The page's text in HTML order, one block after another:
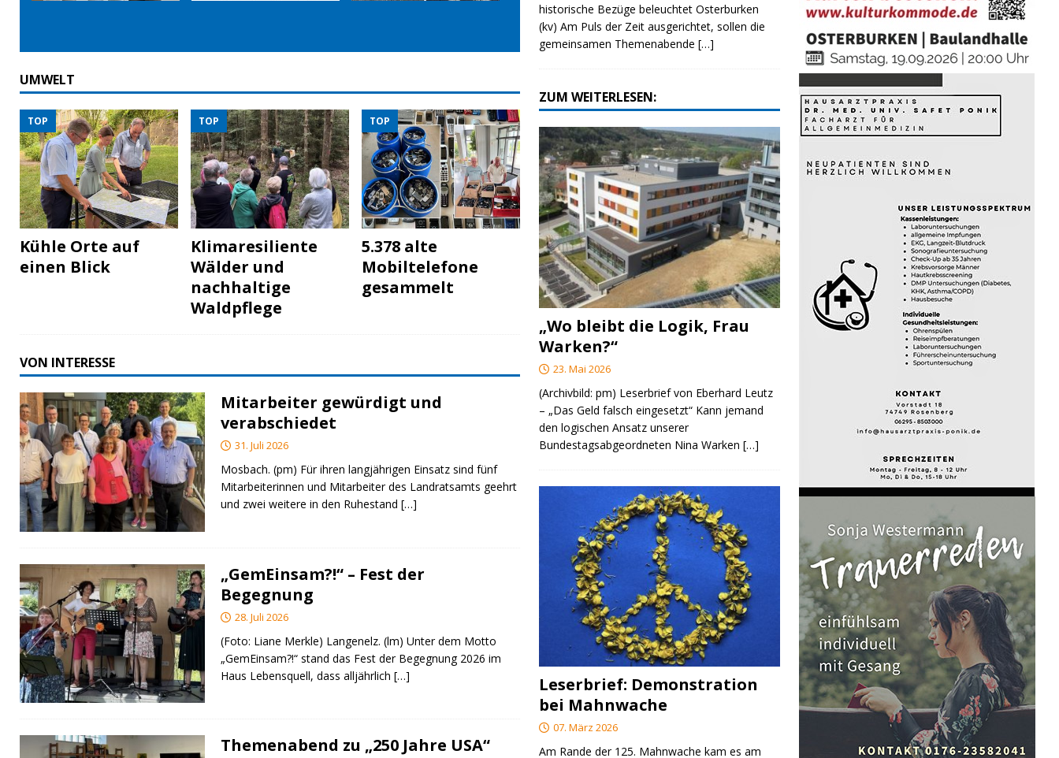
UMWELT
TOP
Kühle Orte auf
einen Blick
TOP
Klimaresiliente
Wälder und
nachhaltige
Waldpflege
TOP
5.378 alte
Mobiltelefone
gesammelt
VON INTERESSE
Mitarbeiter gewürdigt und
verabschiedet
31. Juli 2026
Mosbach. (pm) Für ihren langjährigen Einsatz sind fünf
Mitarbeiterinnen und Mitarbeiter des Landratsamts geehrt
und zwei weitere in den Ruhestand […]
„GemEinsam?!“ – Fest der
Begegnung
28. Juli 2026
(Foto: Liane Merkle) Langenelz. (lm) Unter dem Motto
„GemEinsam?!“ stand das Fest der Begegnung 2026 im
Haus Lebensquell, dass alljährlich […]
Themenabend zu „250 Jahre USA“
historische Bezüge beleuchtet Osterburken
(kv) Am Puls der Zeit ausgerichtet, sollen die
gemeinsamen Themenabende[…]
ZUM WEITERLESEN:
„Wo bleibt die Logik, Frau
Warken?“
23. Mai 2026
(Archivbild: pm) Leserbrief von Eberhard Leutz
– „Das Geld falsch eingesetzt“ Kann jemand
den logischen Ansatz unserer
Bundestagsabgeordneten Nina Warken[…]
Leserbrief: Demonstration
bei Mahnwache
07. März 2026
Am Rande der 125. Mahnwache kam es am